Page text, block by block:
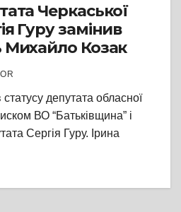
Черкаської
Гуру замінив
Михайло Козак
депутата обласної
ВО “Батьківщина” і
Сергія Гуру. Ірина